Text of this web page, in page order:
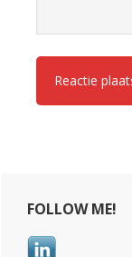
Primary
Sidebar
FOLLOW ME!